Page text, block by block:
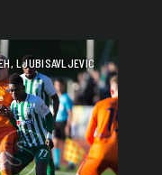
LJUBISAVLJEVIC